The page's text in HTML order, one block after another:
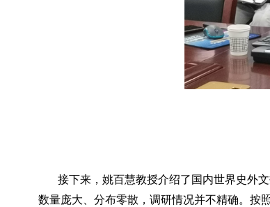
接下来，姚百慧教授介绍了国内世界史外
数量庞大、分布零散，调研情况并不精确。按